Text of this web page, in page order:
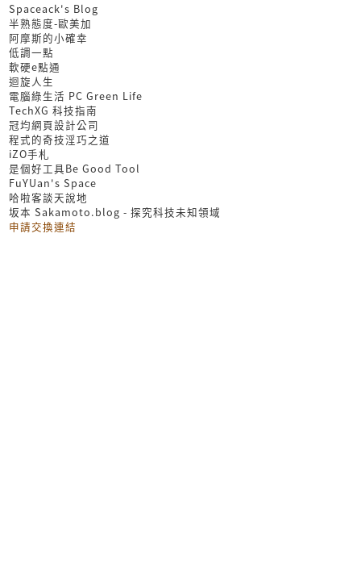
Spaceack's Blog
半熟態度-歐美加
阿摩斯的小確幸
低調一點
軟硬e點通
迴旋人生
電腦綠生活 PC Green Life
TechXG 科技指南
冠均網頁設計公司
程式的奇技淫巧之道
iZO手札
是個好工具Be Good Tool
FuYUan's Space
哈啦客談天說地
坂本 Sakamoto.blog - 探究科技未知領域
申請交換連結